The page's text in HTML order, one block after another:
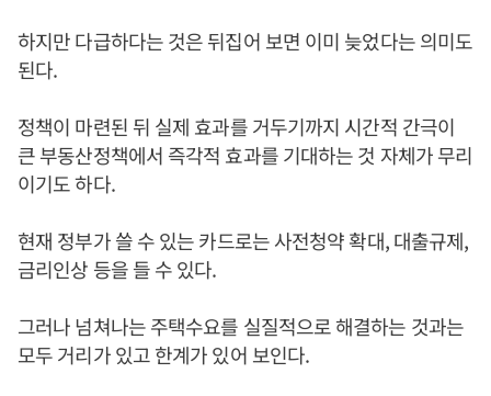
하지만 다급하다는 것은 뒤집어 보면 이미 늦었다는 의미도
된다.
정책이 마련된 뒤 실제 효과를 거두기까지 시간적 간극이
큰 부동산정책에서 즉각적 효과를 기대하는 것 자체가 무리
이기도 하다.
현재 정부가 쓸 수 있는 카드로는 사전청약 확대, 대출규제,
금리인상 등을 들 수 있다.
그러나 넘쳐나는 주택수요를 실질적으로 해결하는 것과는
모두 거리가 있고 한계가 있어 보인다.